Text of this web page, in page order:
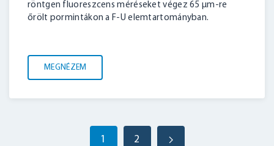
röntgen fluoreszcens méréseket végez 65 µm-re
őrölt pormintákon a F-U elemtartományban.
MEGNÉZEM
1 2